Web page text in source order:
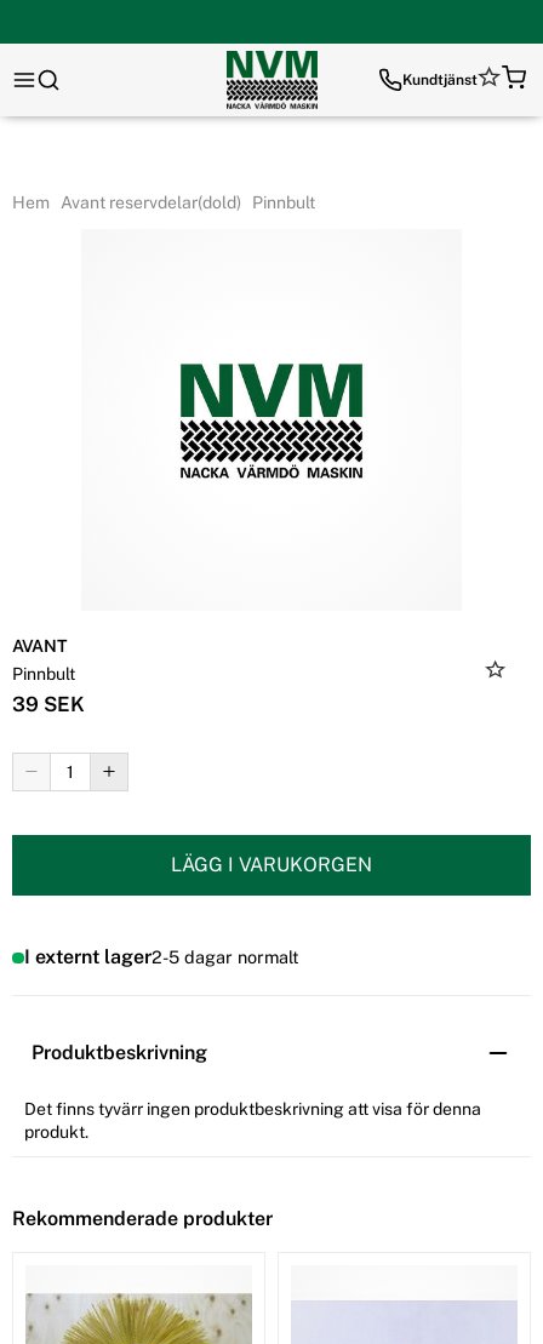
Kundtjänst
Hem Avant reservdelar(dold) Pinnbult
AVANT
Pinnbult
39 SEK
LÄGG I VARUKORGEN
I externt lager2-5 dagar normalt
Produktbeskrivning
Det finns tyvärr ingen produktbeskrivning att visa för denna
produkt.
Rekommenderade produkter